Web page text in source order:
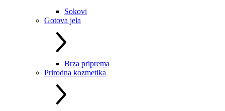
Sokovi
Gotova jela
Brza priprema
Prirodna kozmetika